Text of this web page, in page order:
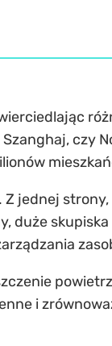
czy
jednej
duże
i